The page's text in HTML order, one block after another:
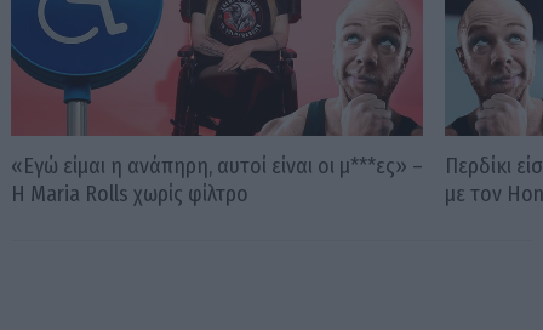
«Εγώ είμαι η ανάπηρη, αυτοί είναι οι μ***ες» –
Η Maria Rolls χωρίς φίλτρο
Περδίκι
με τον